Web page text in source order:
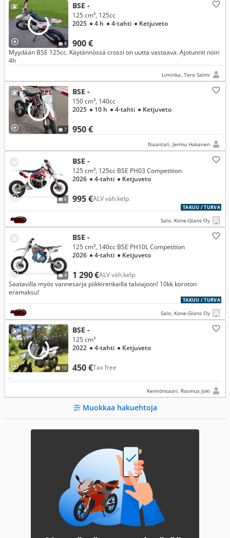
4
BSE -
900 €
125 cm³, 125cc
2025 ● 4 h ● 4-tahti ● Ketjuveto
Myydään BSE 125cc. Käytännössä crossi on uutta vastaava. Ajotunnit noin
4h
Liminka, Tero Salmi
7
BSE -
950 €
150 cm³, 140cc
2025 ● 10 h ● 4-tahti ● Ketjuveto
Naantali, Jermu Hakanen
6
BSE -
995 €ALV väh.kelp.
125 cm³, 125cc BSE PH03 Competition
2026 ● 4-tahti ● Ketjuveto
TAKUU / TURVA
Salo, Kone-Glans Oy
4
BSE -
1 290 €ALV väh.kelp.
125 cm³, 140cc BSE PH10L Competition
2026 ● 4-tahti ● Ketjuveto
Saatavilla myös vannesarja piikkirenkailla talviajoon! 10kk koroton
erämaksu!
TAKUU / TURVA
Salo, Kone-Glans Oy
10
BSE -
450 €Tax free
125 cm³
2022 ● 4-tahti ● Ketjuveto
.
Kemiönsaari, Rasmus Joki
Muokkaa hakuehtoja